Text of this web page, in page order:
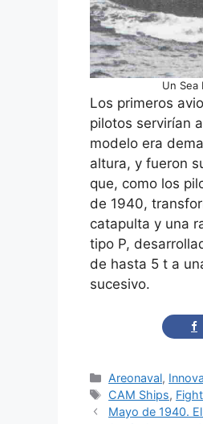
Un Sea
Los primeros
pilotos servirían
modelo era
altura, y fueron
que, como los
de 1940,
catapulta y una
tipo P,
de hasta 5 t a
sucesivo.
Categorías
Areonaval,
Etiquetas
CAM Ships,
Mayo de 1940.